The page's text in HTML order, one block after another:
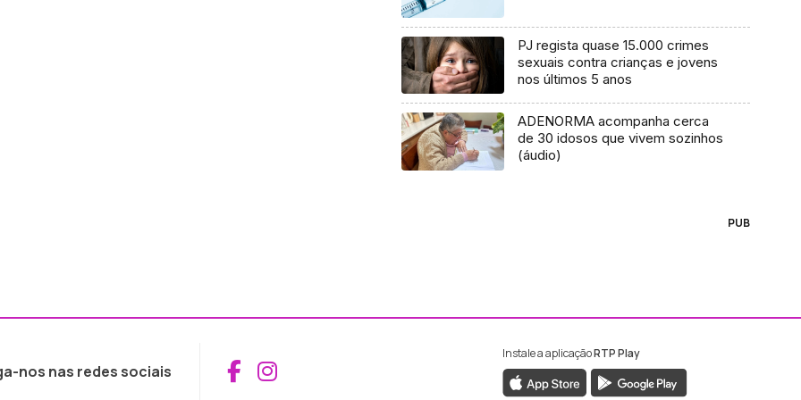
PJ regista quase 15.000 crimes
sexuais contra crianças e jovens
nos últimos 5 anos
ADENORMA acompanha cerca
de 30 idosos que vivem sozinhos
(áudio)
PUB
nos nas redes sociais Aceder ao Facebook da RTP Madeira
Aceder ao Instagram da RTP Madeira
Instale a aplicaçãoRTP Play